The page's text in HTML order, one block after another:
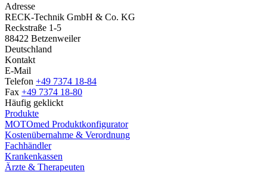
Adresse
RECK-Technik GmbH & Co. KG
Reckstraße 1-5
88422 Betzenweiler
Deutschland
Kontakt
E-Mail
Telefon +49 7374 18-84
Fax +49 7374 18-80
Häufig geklickt
Produkte
MOTOmed Produktkonfigurator
Kostenübernahme & Verordnung
Fachhändler
Krankenkassen
Ärzte & Therapeuten